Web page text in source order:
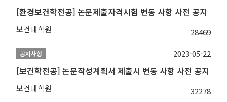
[환경보건학전공] 논문제출자격시험 변동 사항 사전 공지
보건대학원 28469
공지사항
[보건학전공] 논문작성계획서 제출시 변동 사항 사전 공지
보건대학원 32278
2023-05-22